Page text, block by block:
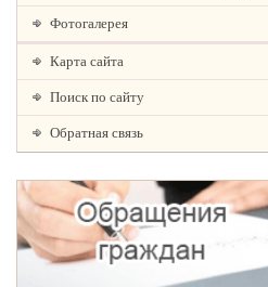
Фотогалерея
Карта сайта
Поиск по сайту
Обратная связь